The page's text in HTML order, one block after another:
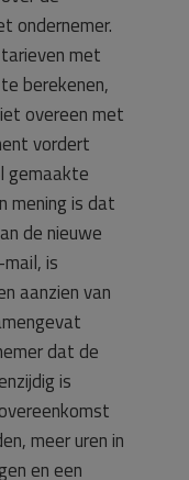
ondernemer.
met
berekenen,
overeen met
vordert
gemaakte
mening is dat
de nieuwe
is
aanzien van
dat de
is
meer uren in
en een